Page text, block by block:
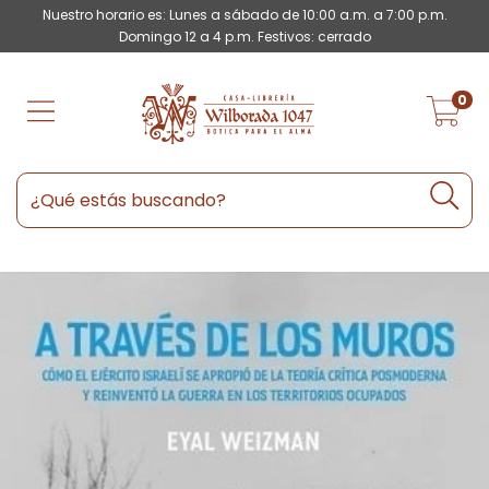
Nuestro horario es: Lunes a sábado de 10:00 a.m. a 7:00 p.m.
Domingo 12 a 4 p.m. Festivos: cerrado
0